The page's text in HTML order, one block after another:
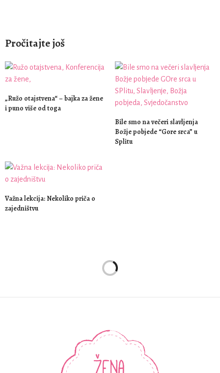
Pročitajte još
„Ružo otajstvena“ – bajka za žene
i puno više od toga
Bile smo na večeri slavljenja
Božje pobjede “Gore srca” u
Splitu
Važna lekcija: Nekoliko priča o
zajedništvu